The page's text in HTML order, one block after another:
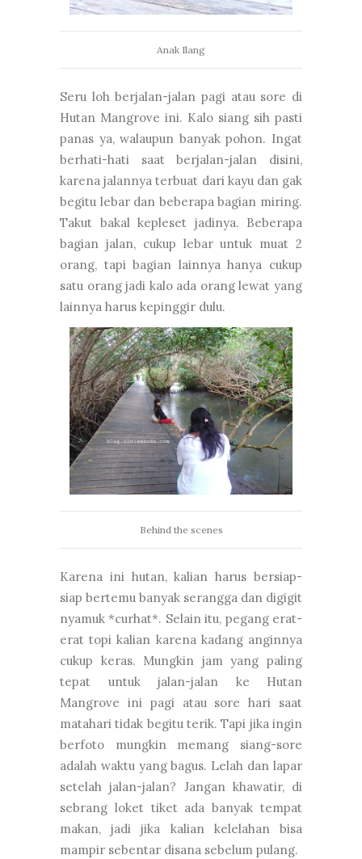
Anak Ilang
Seru loh berjalan-jalan pagi atau sore di
Hutan Mangrove ini. Kalo siang sih pasti
panas ya, walaupun banyak pohon. Ingat
berhati-hati saat berjalan-jalan disini,
karena jalannya terbuat dari kayu dan gak
begitu lebar dan beberapa bagian miring.
Takut bakal kepleset jadinya. Beberapa
bagian jalan, cukup lebar untuk muat 2
orang, tapi bagian lainnya hanya cukup
satu orang jadi kalo ada orang lewat yang
lainnya harus kepinggir dulu.
Behind the scenes
Karena ini hutan, kalian harus bersiap-
siap bertemu banyak serangga dan digigit
nyamuk *curhat*. Selain itu, pegang erat-
erat topi kalian karena kadang anginnya
cukup keras. Mungkin jam yang paling
tepat untuk jalan-jalan ke Hutan
Mangrove ini pagi atau sore hari saat
matahari tidak begitu terik. Tapi jika ingin
berfoto mungkin memang siang-sore
adalah waktu yang bagus. Lelah dan lapar
setelah jalan-jalan? Jangan khawatir, di
sebrang loket tiket ada banyak tempat
makan, jadi jika kalian kelelahan bisa
mampir sebentar disana sebelum pulang.